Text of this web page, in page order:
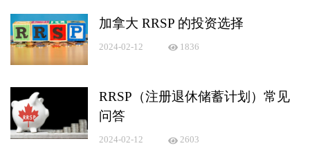
加拿大 RRSP 的投资选择
2024-02-12 1836
RRSP（注册退休储蓄计划）常见
问答
2024-02-12 2603